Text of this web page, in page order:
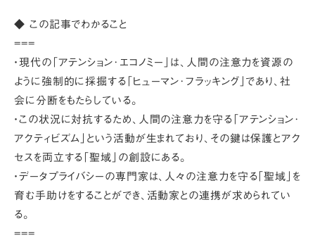
◆ この記事でわかること
===
・現代の「アテンション･エコノミー」は、人間の注意力を資源の
ように強制的に採掘する「ヒューマン･フラッキング」であり、社
会に分断をもたらしている。
・この状況に対抗するため、人間の注意力を守る「アテンション･
アクティビズム」という活動が生まれており、その鍵は保護とアク
セスを両立する「聖域」の創設にある。
・データプライバシーの専門家は、人々の注意力を守る「聖域」を
育む手助けをすることができ、活動家との連携が求められてい
る。
===